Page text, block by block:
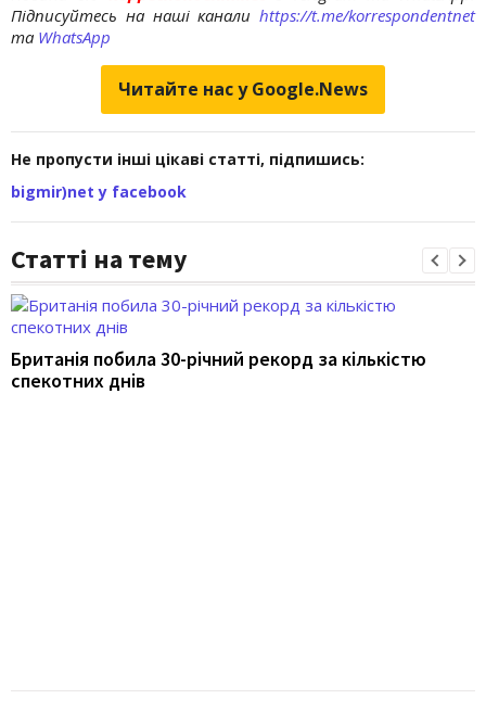
Підписуйтесь на наші канали https://t.me/korrespondentnet
та WhatsApp
Читайте нас у Google.News
Не пропусти інші цікаві статті, підпишись:
bigmir)net у facebook
Статті на тему
Британія побила 30-річний рекорд за кількістю
спекотних днів